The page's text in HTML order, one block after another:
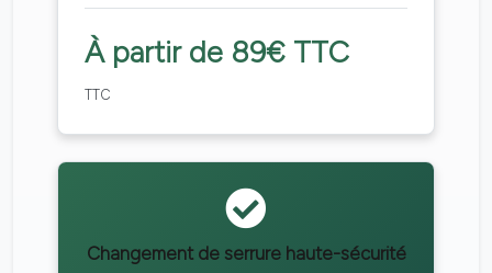
À partir de 89€ TTC
TTC
Changement de serrure haute-sécurité